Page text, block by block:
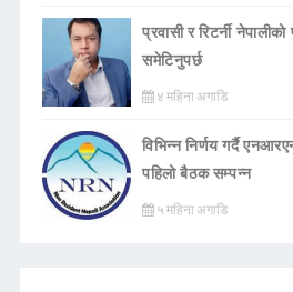
प्रवासी र रिटर्नी
समेटिनुपर्छ
४ महिना अगाडि
विभिन्न निर्णय गर्दै
पहिलो बैठक सम्पन्न
५ महिना अगाडि